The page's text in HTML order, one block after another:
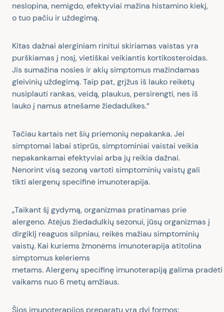
neslopina, nemigdo, efektyviai mažina histamino kiekį,
o tuo pačiu ir uždegimą.
Kitas dažnai alerginiam rinitui skiriamas vaistas yra
purškiamas į nosį, vietiškai veikiantis kortikosteroidas.
Jis sumažina nosies ir akių simptomus mažindamas
gleivinių uždegimą. Taip pat, grįžus iš lauko reikėtų
nusiplauti rankas, veidą, plaukus, persirengti, nes iš
lauko į namus atnešame žiedadulkes.“
Tačiau kartais net šių priemonių nepakanka. Jei
simptomai labai stiprūs, simptominiai vaistai veikia
nepakankamai efektyviai arba jų reikia dažnai.
Nenorint visą sezoną vartoti simptominių vaistų gali
tikti alergenų specifinė imunoterapija.
„Taikant šį gydymą, organizmas pratinamas prie
alergeno. Atėjus žiedadulkių sezonui, jūsų organizmas į
dirgiklį reaguos silpniau, reikės mažiau simptominių
vaistų. Kai kuriems žmonėms imunoterapija atitolina
simptomus keleriems
metams.Alergenų specifinę imunoterapiją galima pradėti
vaikams nuo 6 metų amžiaus.
Šios imunoterapijos preparatų yra dvi formos: